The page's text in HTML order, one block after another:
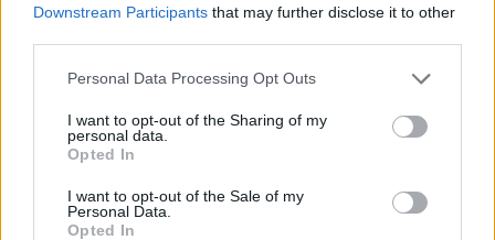
Downstream Participants that may further disclose it to other
Personal Data Processing Opt Outs
I want to opt-out of the Sharing of my
personal data.
Opted In
I want to opt-out of the Sale of my
Personal Data.
Opted In
chiudere la stagione nel migliore dei modi,
portando a casa una vittoria che in caso di
miracolo sportivo potrebbe riportare
clamorosamente i bianconeri in Champions, ma
ad essere realisti è meglio che tutti i tifosi
palcoscenici meno nobili dell'Europa League.